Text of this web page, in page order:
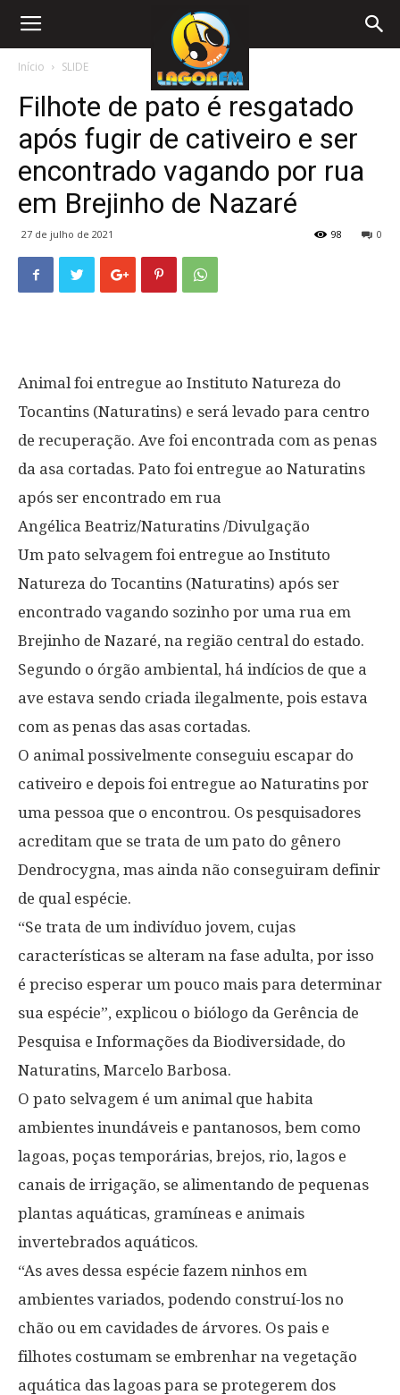
Início SLIDE
Filhote de pato é resgatado
após fugir de cativeiro e ser
encontrado vagando por rua
em Brejinho de Nazaré
27 de julho de 2021 0
98
Animal foi entregue ao Instituto Natureza do
Tocantins (Naturatins) e será levado para centro
de recuperação. Ave foi encontrada com as penas
da asa cortadas. Pato foi entregue ao Naturatins
após ser encontrado em rua
Angélica Beatriz/Naturatins /Divulgação
Um pato selvagem foi entregue ao Instituto
Natureza do Tocantins (Naturatins) após ser
encontrado vagando sozinho por uma rua em
Brejinho de Nazaré, na região central do estado.
Segundo o órgão ambiental, há indícios de que a
ave estava sendo criada ilegalmente, pois estava
com as penas das asas cortadas.
O animal possivelmente conseguiu escapar do
cativeiro e depois foi entregue ao Naturatins por
uma pessoa que o encontrou. Os pesquisadores
acreditam que se trata de um pato do gênero
Dendrocygna, mas ainda não conseguiram definir
de qual espécie.
“Se trata de um indivíduo jovem, cujas
características se alteram na fase adulta, por isso
é preciso esperar um pouco mais para determinar
sua espécie”, explicou o biólogo da Gerência de
Pesquisa e Informações da Biodiversidade, do
Naturatins, Marcelo Barbosa.
O pato selvagem é um animal que habita
ambientes inundáveis e pantanosos, bem como
lagoas, poças temporárias, brejos, rio, lagos e
canais de irrigação, se alimentando de pequenas
plantas aquáticas, gramíneas e animais
invertebrados aquáticos.
“As aves dessa espécie fazem ninhos em
ambientes variados, podendo construí-los no
chão ou em cavidades de árvores. Os pais e
filhotes costumam se embrenhar na vegetação
aquática das lagoas para se protegerem dos